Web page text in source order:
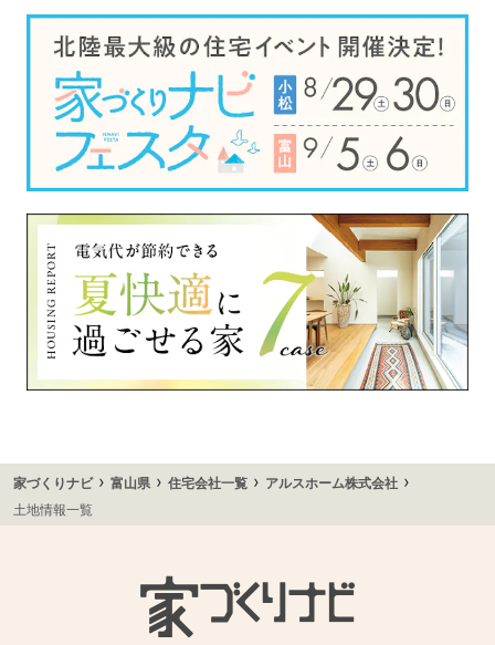
家づくりナビ› 富山県 › 住宅会社一覧 › アルスホーム株式会社 ›
土地情報一覧